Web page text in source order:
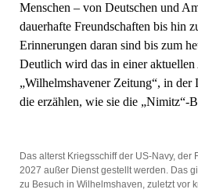
Menschen – von Deutschen und
dauerhafte Freundschaften bis hin
Erinnerungen daran sind bis zum
Deutlich wird das in einer
„Wilhelmshavener Zeitung“, in der
die erzählen, wie sie die „Nimitz“-
Das alterst Kriegsschiff der US-Navy, der
2027 außer Dienst gestellt werden. Das
zu Besuch in Wilhelmshaven, zuletzt vor